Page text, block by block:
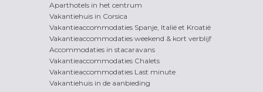
Aparthotels in het centrum
Vakantiehuis in Corsica
Vakantieaccommodaties Spanje, Italië et Kroatië
Vakantieaccommodaties weekend & kort verblijf
Accommodaties in stacaravans
Vakantieaccommodaties Chalets
Vakantieaccommodaties Last minute
Vakantiehuis in de aanbieding